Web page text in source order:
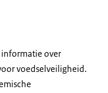
informatie over
voedselveiligheid.